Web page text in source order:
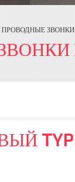
ПРОВОДНЫЕ ЗВОНКИ